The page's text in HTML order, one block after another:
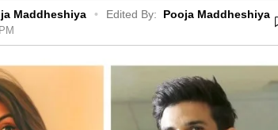
Maddheshiya • Edited By: Pooja Maddheshiya